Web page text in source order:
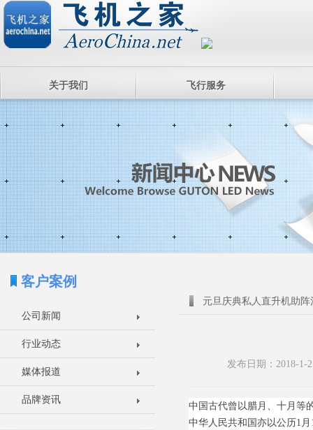
关于我们 飞行服务
客户案例
公司新闻
行业动态
媒体报道
品牌资讯
元旦庆典私人直升机助
发布日期：2018-
中国古代曾以腊月、十月等
中华人民共和国亦以公历1